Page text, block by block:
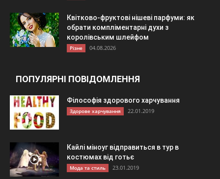
Квітково-фруктові нішеві парфуми: як
обрати компліментарні духи з
королівським шлейфом
Різне 04.08.2026
ПОПУЛЯРНІ ПОВІДОМЛЕННЯ
Філософія здорового харчування
Здорове харчування 22.01.2019
Кайлі міноуг відправиться в тур в
костюмах від готьє
Мода та стиль 23.01.2019